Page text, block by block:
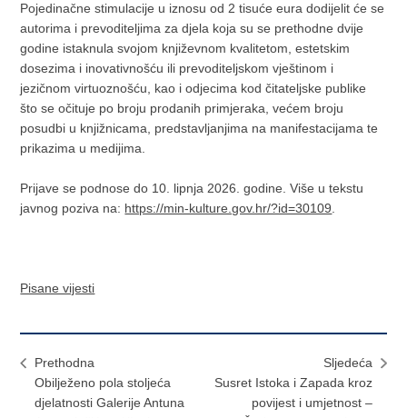
Pojedinačne stimulacije u iznosu od 2 tisuće eura dodijelit će se
autorima i prevoditeljima za djela koja su se prethodne dvije
godine istaknula svojom književnom kvalitetom, estetskim
dosezima i inovativnošću ili prevoditeljskom vještinom i
jezičnom virtuoznošću, kao i odjecima kod čitateljske publike
što se očituje po broju prodanih primjeraka, većem broju
posudbi u knjižnicama, predstavljanjima na manifestacijama te
prikazima u medijima.
Prijave se podnose do 10. lipnja 2026. godine. Više u tekstu
javnog poziva na: https://min-kulture.gov.hr/?id=30109
Pisane vijesti
Prethodna
​Obilježeno pola stoljeća
djelatnosti Galerije Antuna
Sljedeća
Susret Istoka i Zapada kroz
povijest i umjetnost –